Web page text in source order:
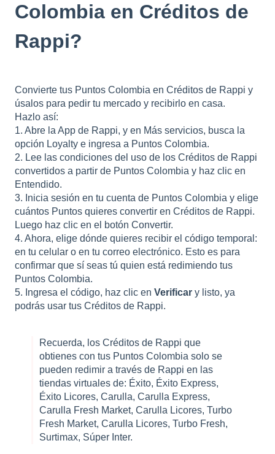
Colombia en Créditos de
Rappi?
Convierte tus Puntos Colombia en Créditos de Rappi y
úsalos para pedir tu mercado y recibirlo en casa.
Hazlo así:
1. Abre la App de Rappi, y en Más servicios, busca la
opción Loyalty e ingresa a Puntos Colombia.
2. Lee las condiciones del uso de los Créditos de Rappi
convertidos a partir de Puntos Colombia y haz clic en
Entendido.
3. Inicia sesión en tu cuenta de Puntos Colombia y elige
cuántos Puntos quieres convertir en Créditos de Rappi.
Luego haz clic en el botón Convertir.
4. Ahora, elige dónde quieres recibir el código temporal:
en tu celular o en tu correo electrónico. Esto es para
confirmar que sí seas tú quien está redimiendo tus
Puntos Colombia.
5. Ingresa el código, haz clic en Verificar y listo, ya
podrás usar tus Créditos de Rappi.
Recuerda, los Créditos de Rappi que
obtienes con tus Puntos Colombia solo se
pueden redimir a través de Rappi en las
tiendas virtuales de: Éxito, Éxito Express,
Éxito Licores, Carulla, Carulla Express,
Carulla Fresh Market, Carulla Licores, Turbo
Fresh Market, Carulla Licores, Turbo Fresh,
Surtimax, Súper Inter.